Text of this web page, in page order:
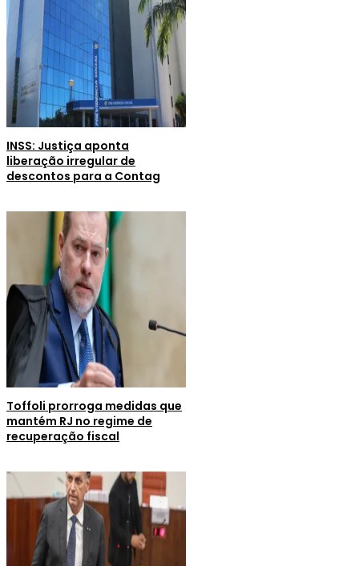
INSS: Justiça aponta
liberação irregular de
descontos para a Contag
Toffoli prorroga medidas que
mantém RJ no regime de
recuperação fiscal